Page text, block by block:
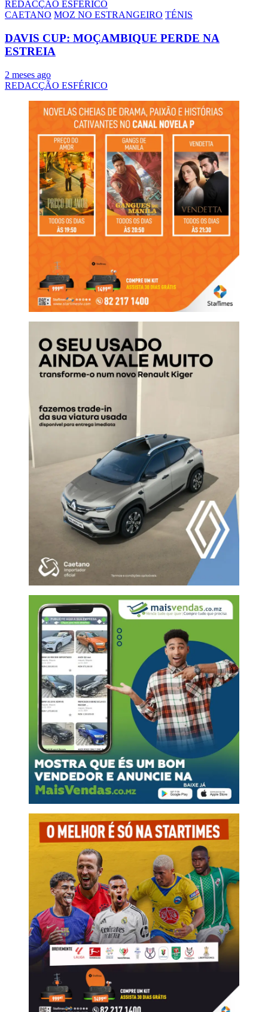
REDACÇÃO ESFÉRICO
CAETANO MOZ NO ESTRANGEIRO TÉNIS
DAVIS CUP: MOÇAMBIQUE PERDE NA
ESTREIA
2 meses ago
REDACÇÃO ESFÉRICO